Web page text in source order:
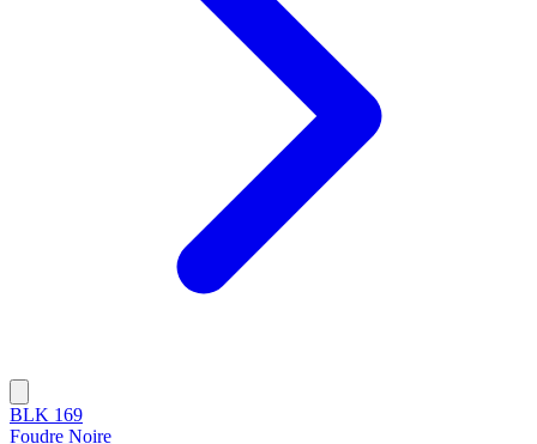
BLK 169
Foudre Noire